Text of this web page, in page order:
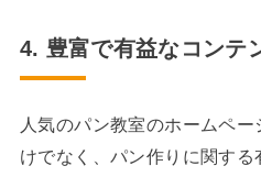
4. 豊富で有益なコンテ
人気のパン教室のホームペ
けでなく、パン作りに関す